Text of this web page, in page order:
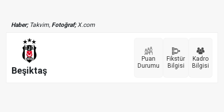
Haber;Takvim, Fotoğraf;X.com
Beşiktaş
Puan
Durumu
Fikstür
Bilgisi
Kadro
Bilgisi